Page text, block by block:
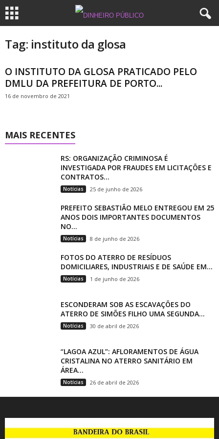
Tag: instituto da glosa
O INSTITUTO DA GLOSA PRATICADO PELO
DMLU DA PREFEITURA DE PORTO...
16 de novembro de 2021
MAIS RECENTES
RS: ORGANIZAÇÃO CRIMINOSA É
INVESTIGADA POR FRAUDES EM LICITAÇÕES E
CONTRATOS...
Notícias 25 de junho de 2026
PREFEITO SEBASTIÃO MELO ENTREGOU EM 25
ANOS DOIS IMPORTANTES DOCUMENTOS
NO...
Notícias 8 de junho de 2026
FOTOS DO ATERRO DE RESÍDUOS
DOMICILIARES, INDUSTRIAIS E DE SAÚDE EM...
Notícias 1 de junho de 2026
ESCONDERAM SOB AS ESCAVAÇÕES DO
ATERRO DE SIMÕES FILHO UMA SEGUNDA...
Notícias 30 de abril de 2026
“LAGOA AZUL”: AFLORAMENTOS DE ÁGUA
CRISTALINA NO ATERRO SANITÁRIO EM
ÁREA...
Notícias 26 de abril de 2026